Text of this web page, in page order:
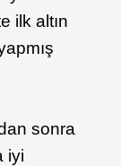
ilk altın
sonra
iyi